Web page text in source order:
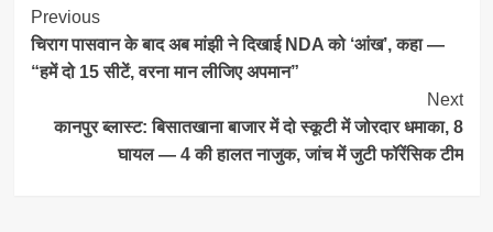
Post
Navigation
Previous
चिराग पासवान के बाद अब मांझी ने दिखाई NDA को ‘आंख’, कहा —
“हमें दो 15 सीटें, वरना मान लीजिए अपमान”
Next
कानपुर ब्लास्ट: बिसातखाना बाजार में दो स्कूटी में जोरदार धमाका, 8
घायल — 4 की हालत नाजुक, जांच में जुटी फॉरेंसिक टीम